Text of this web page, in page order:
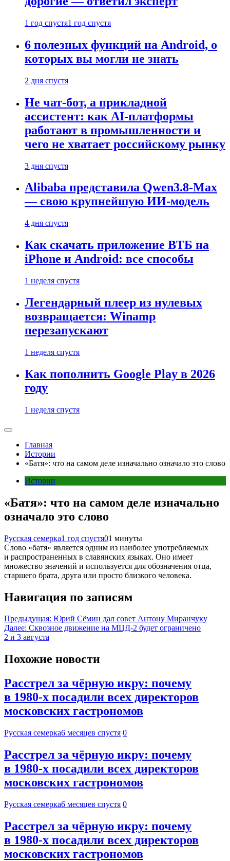
1 год спустя1 год спустя
6 полезных функций на Android, о
которых вы могли не знать
2 дня спустя
Не чат-бот, а прикладной
ассистент: как AI-платформы
работают в промышленности и
чего не хватает российскому рынку
3 дня спустя
Alibaba представила Qwen3.8-Max
— свою крупнейшую ИИ-модель
4 дня спустя
Как скачать приложение ВТБ на
iPhone и Android: все способы
1 неделя спустя
Легендарный плеер из нулевых
возвращается: Winamp
перезапускают
1 неделя спустя
Как пополнить Google Play в 2026
году
1 неделя спустя
Главная
Истории
«Батя»: что на самом деле изначально означало это слово
Истории
«Батя»: что на самом деле изначально
означало это слово
Русская семерка1 год спустя01 минуты
Слово «батя» является одним из наиболее употребляемых
и распространенных в славянских языках. Оно имеет
множество значений и используется для обозначения отца,
старшего брата, друга или просто близкого человека.
Навигация по записям
Предыдущая: Юрий Сёмин дал совет Антону Миранчуку
Далее: Сквозное движение на МЦД-2 будет ограничено
2 и 3 августа
Похожие новости
Расстрел за чёрную икру: почему
в 1980-х посадили всех директоров
московских гастрономов
Русская семерка6 месяцев спустя 0
Расстрел за чёрную икру: почему
в 1980-х посадили всех директоров
московских гастрономов
Русская семерка6 месяцев спустя 0
Расстрел за чёрную икру: почему
в 1980-х посадили всех директоров
московских гастрономов